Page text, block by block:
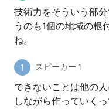
技術力をそういう部
うのも1個の地域の根
ね。
スピーカー 1
できないことは他の
しながら作っていく